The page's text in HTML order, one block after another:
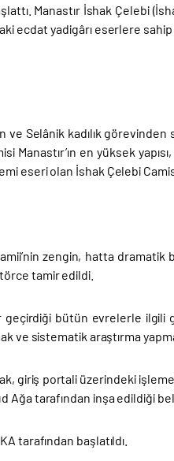
Manastır İshak Çelebi
ecdat yadigârı eserlere
ve Selânik kadılık
Manastır’ın en yüksek
eseri olan İshak Çelebi
zengin, hatta dramatik
tamir edildi.
bütün evrelerle
ve sistematik araştırma
giriş portali üzerindeki
Ağa tarafından inşa edildiği
tarafından başlatıldı.